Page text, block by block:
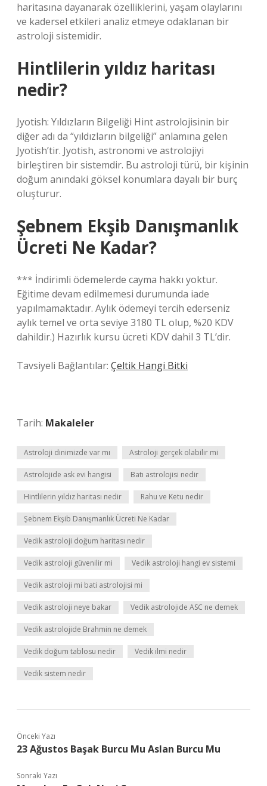
haritasına dayanarak özelliklerini, yaşam olaylarını
ve kadersel etkileri analiz etmeye odaklanan bir
astroloji sistemidir.
Hintlilerin yıldız haritası
nedir?
Jyotish: Yıldızların Bilgeliği Hint astrolojisinin bir
diğer adı da “yıldızların bilgeliği” anlamına gelen
Jyotish’tir. Jyotish, astronomi ve astrolojiyi
birleştiren bir sistemdir. Bu astroloji türü, bir kişinin
doğum anındaki göksel konumlara dayalı bir burç
oluşturur.
Şebnem Ekşib Danışmanlık
Ücreti Ne Kadar?
*** İndirimli ödemelerde cayma hakkı yoktur.
Eğitime devam edilmemesi durumunda iade
yapılmamaktadır. Aylık ödemeyi tercih ederseniz
aylık temel ve orta seviye 3180 TL olup, %20 KDV
dahildir.) Hazırlık kursu ücreti KDV dahil 3 TL’dir.
Tavsiyeli Bağlantılar: Çeltik Hangi Bitki
Tarih: Makaleler
Astroloji dinimizde var mı Astroloji gerçek olabilir mi
Astrolojide ask evi hangisi Batı astrolojisi nedir
Hintlilerin yıldız haritası nedir Rahu ve Ketu nedir
Şebnem Ekşib Danışmanlık Ücreti Ne Kadar
Vedik astroloji doğum haritası nedir
Vedik astroloji güvenilir mi Vedik astroloji hangi ev sistemi
Vedik astroloji mi bati astrolojisi mi
Vedik astroloji neye bakar Vedik astrolojide ASC ne demek
Vedik astrolojide Brahmin ne demek
Vedik doğum tablosu nedir Vedik ilmi nedir
Vedik sistem nedir
Önceki Yazı
23 Ağustos Başak Burcu Mu Aslan Burcu Mu
Sonraki Yazı